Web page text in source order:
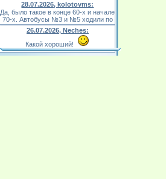
28.07.2026, kolotovms:
Да, было такое в конце 60-х и начале
70-х. Автобусы №3 и №5 ходили по
26.07.2026, Neches:
Какой хороший!